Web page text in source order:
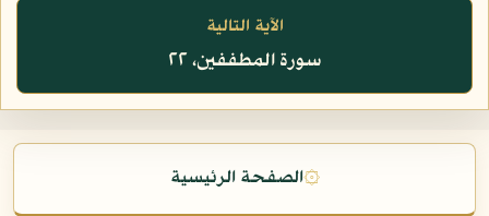
الآية التالية
سورة المطففين، ٢٢
۞الصفحة الرئيسية